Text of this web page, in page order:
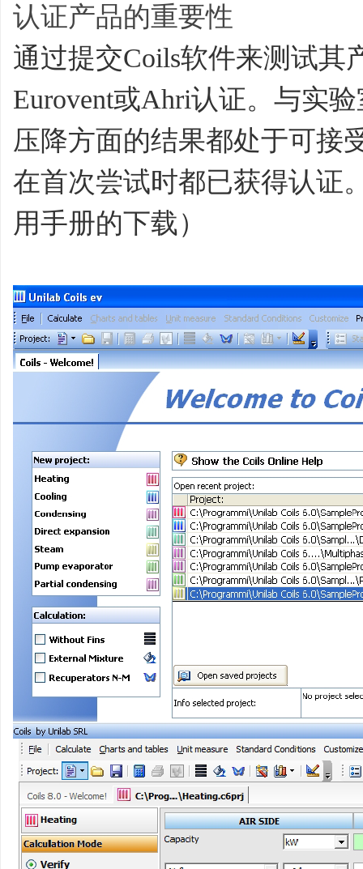
认证产品的重要性
通过提交Coils软件来测试其
Eurovent或Ahri认证。与实
压降方面的结果都处于可接
在首次尝试时都已获得认证
用手册的下载）